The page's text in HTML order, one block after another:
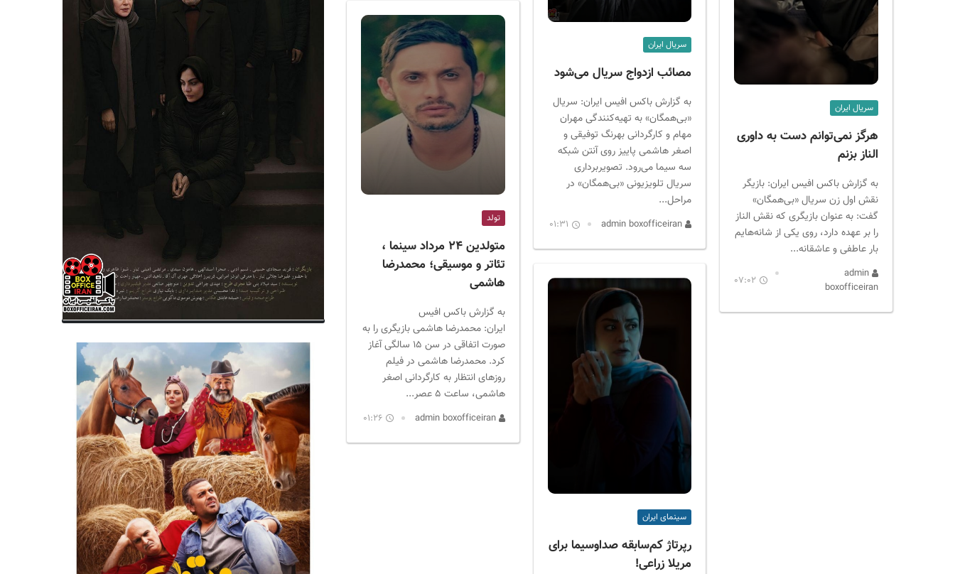
سریال ایران
هرگز نمی‌توانم دست به داوری
الناز بزنم
به گزارش باکس افیس ایران: بازیگر
نقش اول زن سریال «بی‌همگان»
گفت: به عنوان بازیگری که نقش الناز
را بر عهده دارد، روی یکی از شانه‌هایم
بار عاطفی و عاشقانه‌...
admin
boxofficeiran
07:02
سریال ایران
مصائب ازدواج سریال می‌شود
به گزارش باکس افیس ایران: سریال
«بی‌همگان» به تهیه‌کنندگی مهران
مهام و کارگردانی بهرنگ توفیقی و
اصغر هاشمی پاییز روی آنتن شبکه
سه سیما می‌رود. تصویربرداری
سریال تلویزیونی «بی‌همگان» در
مراحل...
admin boxofficeiran
01:31
سینمای ایران
رپرتاژ کم‌سابقه صداوسیما برای
مریلا زراعی!
تولد
متولدین ۲۴ مرداد سینما ،
تئاتر و موسیقی؛ محمدرضا
هاشمی
به گزارش باکس افیس
ایران: محمدرضا هاشمی بازیگری را به
صورت اتفاقی در سن ۱۵ سالگی آغاز
کرد. محمدرضا هاشمی در فیلم
روزهای انتظار به کارگردانی اصغر
هاشمی، ساعت ۵ عصر...
admin boxofficeiran
01:26